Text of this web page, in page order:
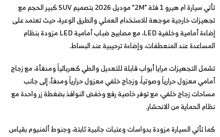
تأتي سيارة ام هيرو 1 فئة “2M” موديل 2026 بتصميم SUV كبير الحجم مع
تجهيزات خارجية موجهة للاستخدام العملي والطرق الوعرة، حيث تعتمد على
إضاءة أمامية وخلفية LED، مع مصابيح ضباب أمامية LED مزودة بنظام
المساعدة عند المنعطفات، وإضاءة ترحيبية عند البساط.
تشمل التجهيزات مرايا أبواب قابلة للتعديل والطي كهربائياً ومدفأة، مع زجاج
أمامي معزول حرارياً وصوتياً، وزجاج خلفي معزول حرارياً ومدفأ، إلى جانب
مساحات زجاج خلفي، مع توفر خاصية رفع وخفض النوافذ بضغطة زر واحدة مع
نظام الحماية من الانحشار.
كما تأتي السيارة مزودة بدواسات وعتبات جانبية ثابتة، وجنوط ألمنيوم بقياس